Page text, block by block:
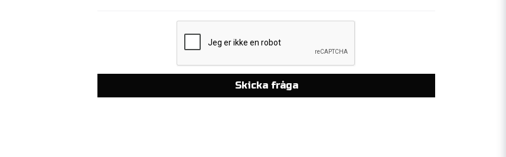
Skicka fråga